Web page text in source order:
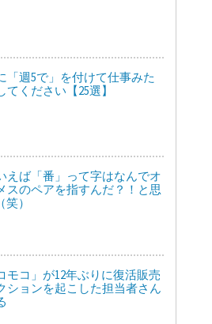
「週5で」を付けて仕事みた
てください【25選】
えば「番」って字はなんでオ
スのペアを指すんだ？！と思
）
モコ」が12年ぶりに復活販売
ションを起こした担当者さん